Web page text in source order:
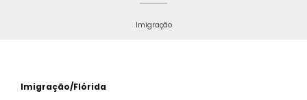
a
m
Imigração
Imigração/Flórida